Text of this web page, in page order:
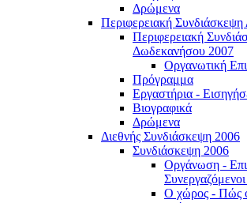
Δρώμενα
Περιφερειακή
Περιφερειακή
Δωδεκανήσου 2007
Οργανωτική
Πρόγραμμα
Εργαστήρια -
Βιογραφικά
Δρώμενα
Διεθνής Συνδιάσκεψη 2006
Συνδιάσκεψη 2006
Οργάνωση -
Ο χώρος - Πώς